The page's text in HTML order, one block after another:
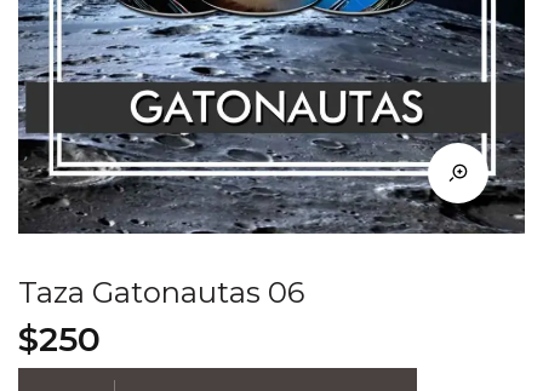
Taza Gatonautas 06
$250